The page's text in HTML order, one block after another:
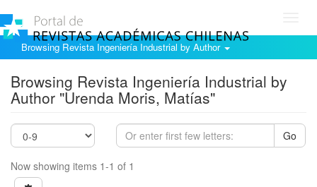
Browsing Revista Ingeniería Industrial by Author
Browsing Revista Ingeniería Industrial by
Author "Urenda Moris, Matías"
Go
Now showing items 1-1 of 1